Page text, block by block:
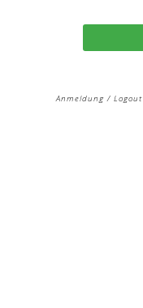
Anmeldung / Logout